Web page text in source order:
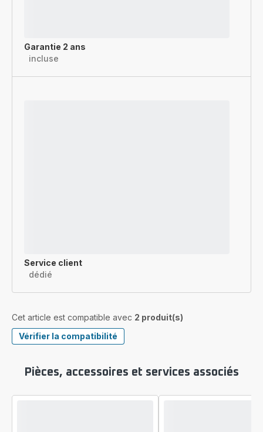
Garantie 2 ans
incluse
Service client
dédié
Cet article est compatible avec 2 produit(s)
Vérifier la compatibilité
Pièces, accessoires et services associés